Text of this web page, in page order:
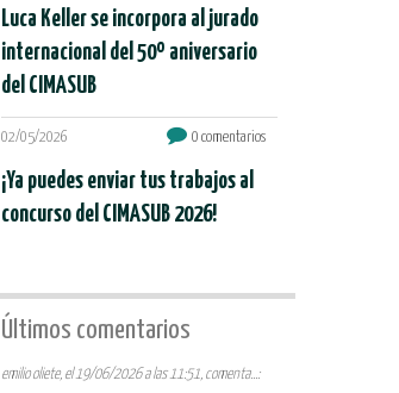
Luca Keller se incorpora al jurado
internacional del 50º aniversario
del CIMASUB
02/05/2026 0 comentarios
¡Ya puedes enviar tus trabajos al
concurso del CIMASUB 2026!
Últimos comentarios
emilio oliete, el 19/06/2026 a las 11:51, comenta...: